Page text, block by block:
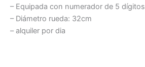
– Equipada con numerador de 5 dígitos
– Diámetro rueda: 32cm
– alquiler por dia